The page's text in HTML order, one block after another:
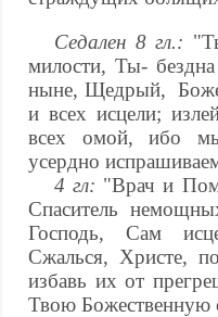
Седален 8 гл.:
милости, Ты-
ныне, Щедрый,
и всех исцели;
всех омой, ибо
усердно
4 гл: "Врач и
Спаситель
Господь, Сам
Сжалься, Христе,
избавь их от
Твою Божественную